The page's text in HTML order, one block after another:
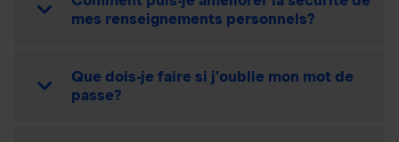
mes renseignements personnels?
Que dois-je faire si j’oublie mon mot de
passe?